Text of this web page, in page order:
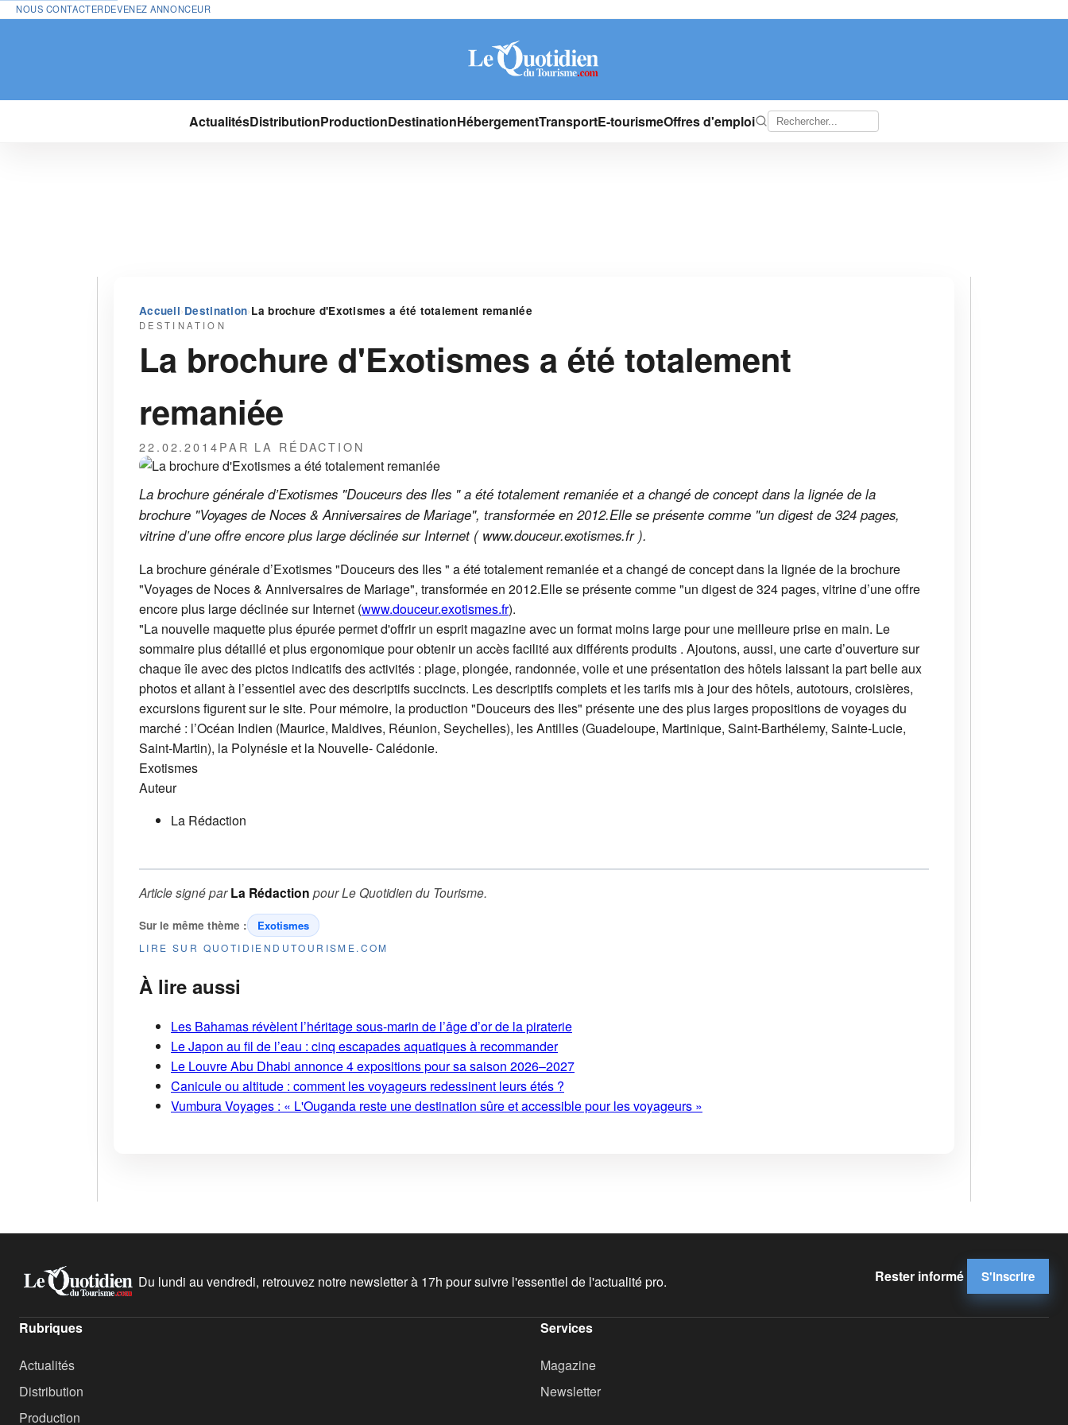
NOUS CONTACTERDEVENEZ ANNONCEUR
ActualitésDistributionProductionDestinationHébergementTransportE-tourismeOffres d'emploi
Accueil›Destination›La brochure d'Exotismes a été totalement remaniée
DESTINATION
La brochure d'Exotismes a été totalement
remaniée
22.02.2014PAR LA RÉDACTION
La brochure générale d’Exotismes "Douceurs des Iles " a été totalement remaniée et a changé de concept dans la lignée de la
brochure "Voyages de Noces & Anniversaires de Mariage", transformée en 2012.Elle se présente comme "un digest de 324 pages,
vitrine d’une offre encore plus large déclinée sur Internet ( www.douceur.exotismes.fr ).
La brochure générale d’Exotismes "Douceurs des Iles " a été totalement remaniée et a changé de concept dans la lignée de la brochure
"Voyages de Noces & Anniversaires de Mariage", transformée en 2012.Elle se présente comme "un digest de 324 pages, vitrine d’une offre
encore plus large déclinée sur Internet (www.douceur.exotismes.fr).
"La nouvelle maquette plus épurée permet d'offrir un esprit magazine avec un format moins large pour une meilleure prise en main. Le
sommaire plus détaillé et plus ergonomique pour obtenir un accès facilité aux différents produits . Ajoutons, aussi, une carte d’ouverture sur
chaque île avec des pictos indicatifs des activités : plage, plongée, randonnée, voile et une présentation des hôtels laissant la part belle aux
photos et allant à l’essentiel avec des descriptifs succincts. Les descriptifs complets et les tarifs mis à jour des hôtels, autotours, croisières,
excursions figurent sur le site. Pour mémoire, la production "Douceurs des Iles" présente une des plus larges propositions de voyages du
marché : l’Océan Indien (Maurice, Maldives, Réunion, Seychelles), les Antilles (Guadeloupe, Martinique, Saint-Barthélemy, Sainte-Lucie,
Saint-Martin), la Polynésie et la Nouvelle- Calédonie.
Exotismes
Auteur
La Rédaction
Article signé parLa Rédaction pourLe Quotidien du Tourisme.
Sur le même thème : Exotismes
LIRE SUR QUOTIDIENDUTOURISME.COM
À lire aussi
Les Bahamas révèlent l’héritage sous-marin de l’âge d’or de la piraterie
Le Japon au fil de l’eau : cinq escapades aquatiques à recommander
Le Louvre Abu Dhabi annonce 4 expositions pour sa saison 2026–2027
Canicule ou altitude : comment les voyageurs redessinent leurs étés ?
Vumbura Voyages : « L'Ouganda reste une destination sûre et accessible pour les voyageurs »
Du lundi au vendredi, retrouvez notre newsletter à 17h pour suivre l'essentiel de l'actualité pro. Rester informé S'inscrire
Rubriques
Actualités
Distribution
Production
Services
Magazine
Newsletter